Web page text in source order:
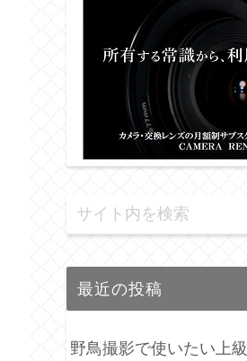
最近の投稿
野鳥撮影で使いたい上